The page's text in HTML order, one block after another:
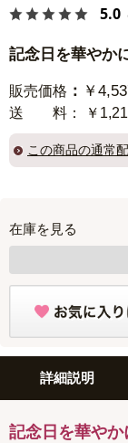
5.0
記念日を華やか
販売価格 ： ￥
送 料 ： ￥
この商品の通常
在庫を見る
詳細説明
記念日を華や